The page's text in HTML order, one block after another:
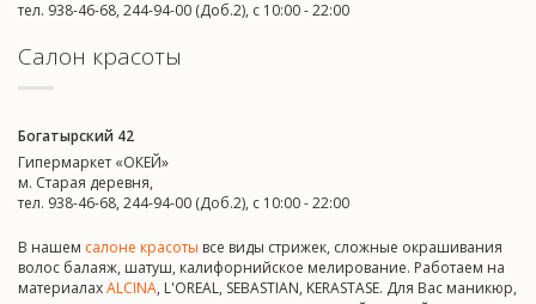
тел. 938-46-68, 244-94-00 (Доб.2), c 10:00 - 22:00
Салон красоты
Богатырский 42
Гипермаркет «ОКЕЙ»
м. Старая деревня,
тел. 938-46-68, 244-94-00 (Доб.2), c 10:00 - 22:00
В нашем салоне красоты все виды стрижек, сложные окрашивания
волос балаяж, шатуш, калифорнийское мелирование. Работаем на
материалахALCINA, L'OREAL, SEBASTIAN, KERASTASE. Для Вас маникюр,